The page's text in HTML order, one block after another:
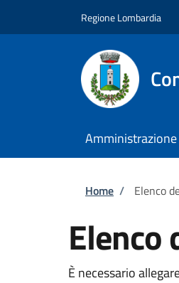
Regione Lombardia
Amministrazione
Home / Elenco
Elenco
È necessario